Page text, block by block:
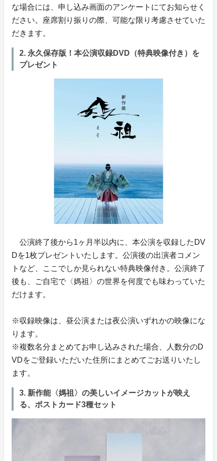
な場合には、申し込み画面のアンケートにてお知らせく
ださい。座席割り振りの際、可能な限り考慮させていた
だきます。
2. 永久保存版！本公演収録DVD（特典映像付き）を
プレゼント
公演終了後から1ヶ月半以内に、本公演を収録したDV
Dを1枚プレゼントいたします。公演後の出演者コメン
トなど、ここでしか見られない特典映像付き。公演終了
後も、ご自宅で〈媽祖〉の世界を何度でも味わっていた
だけます。
※収録映像は、昼公演または夜公演いずれかの映像にな
ります。
※複数名分まとめてお申し込みされた場合、人数分のD
VDをご登録いただいた住所にまとめてごお送りいたし
ます。
3. 新作能〈媽祖〉の美しいイメージカットが映え
る、ポストカード3種セット